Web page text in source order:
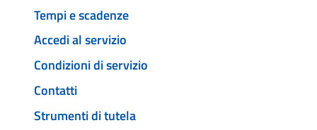
Tempi e scadenze
Accedi al servizio
Condizioni di servizio
Contatti
Strumenti di tutela